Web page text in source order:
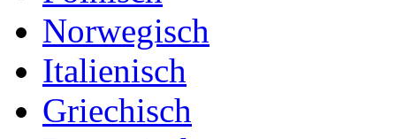
Norwegisch
Italienisch
Griechisch